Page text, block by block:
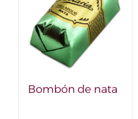
Bombón de nata